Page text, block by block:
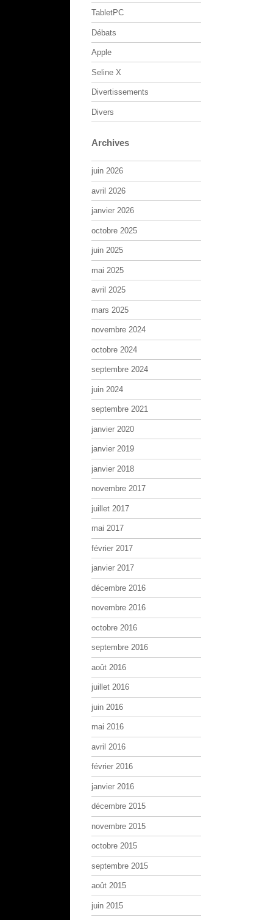
TabletPC
Débats
Apple
Seline X
Divertissements
Divers
Archives
juin 2026
avril 2026
janvier 2026
octobre 2025
juin 2025
mai 2025
avril 2025
mars 2025
novembre 2024
octobre 2024
septembre 2024
juin 2024
septembre 2021
janvier 2020
janvier 2019
janvier 2018
novembre 2017
juillet 2017
mai 2017
février 2017
janvier 2017
décembre 2016
novembre 2016
octobre 2016
septembre 2016
août 2016
juillet 2016
juin 2016
mai 2016
avril 2016
février 2016
janvier 2016
décembre 2015
novembre 2015
octobre 2015
septembre 2015
août 2015
juin 2015